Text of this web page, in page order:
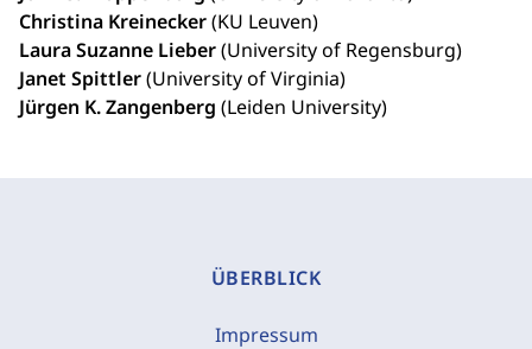
Christina Kreinecker(KU Leuven)
Laura Suzanne Lieber(University of Regensburg)
Janet Spittler(University of Virginia)
Jürgen K. Zangenberg (Leiden University)
ÜBERBLICK
Impressum